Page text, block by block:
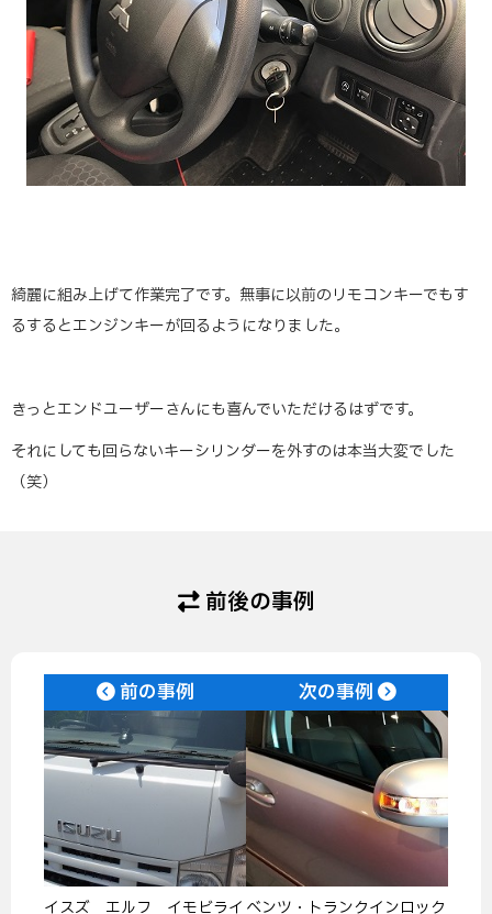
綺麗に組み上げて作業完了です。無事に以前のリモコンキーでもす
るするとエンジンキーが回るようになりました。
きっとエンドユーザーさんにも喜んでいただけるはずです。
それにしても回らないキーシリンダーを外すのは本当大変でした
（笑）
前後の事例
前の事例
イスズ エルフ イモビライ
次の事例
ベンツ・トランクインロック